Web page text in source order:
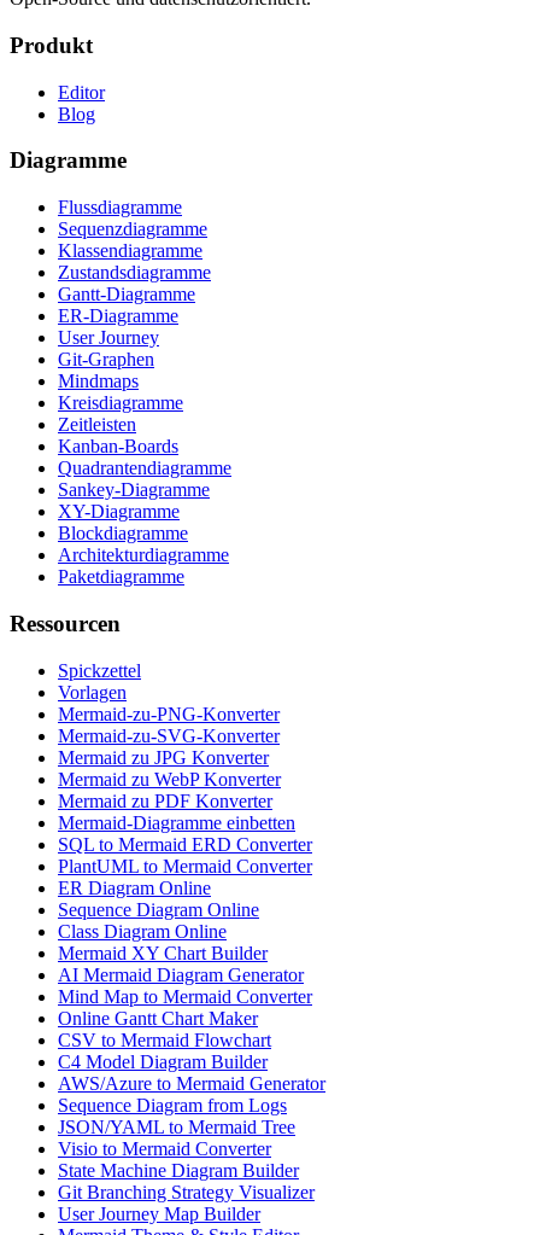
Produkt
Editor
Blog
Diagramme
Flussdiagramme
Sequenzdiagramme
Klassendiagramme
Zustandsdiagramme
Gantt-Diagramme
ER-Diagramme
User Journey
Git-Graphen
Mindmaps
Kreisdiagramme
Zeitleisten
Kanban-Boards
Quadrantendiagramme
Sankey-Diagramme
XY-Diagramme
Blockdiagramme
Architekturdiagramme
Paketdiagramme
Ressourcen
Spickzettel
Vorlagen
Mermaid-zu-PNG-Konverter
Mermaid-zu-SVG-Konverter
Mermaid zu JPG Konverter
Mermaid zu WebP Konverter
Mermaid zu PDF Konverter
Mermaid-Diagramme einbetten
SQL to Mermaid ERD Converter
PlantUML to Mermaid Converter
ER Diagram Online
Sequence Diagram Online
Class Diagram Online
Mermaid XY Chart Builder
AI Mermaid Diagram Generator
Mind Map to Mermaid Converter
Online Gantt Chart Maker
CSV to Mermaid Flowchart
C4 Model Diagram Builder
AWS/Azure to Mermaid Generator
Sequence Diagram from Logs
JSON/YAML to Mermaid Tree
Visio to Mermaid Converter
State Machine Diagram Builder
Git Branching Strategy Visualizer
User Journey Map Builder